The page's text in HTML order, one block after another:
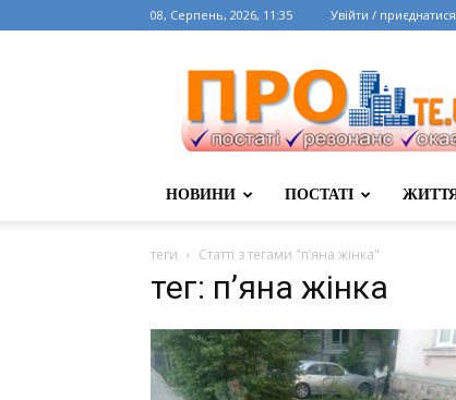
08, Серпень, 2026, 11:35 Увійти / приєднатися
НОВИНИ ПОСТАТІ
теги Статті з тегами "п’яна жінка"
тег: п’яна жінка